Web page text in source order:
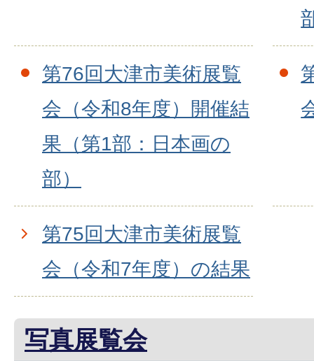
第76回大津市美術展覧
会（令和8年度）開催結
果（第1部：日本画の
部）
第75回大津市美術展覧
会（令和7年度）の結果
写真展覧会